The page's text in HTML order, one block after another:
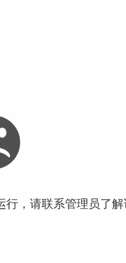
行，请联系管理员了